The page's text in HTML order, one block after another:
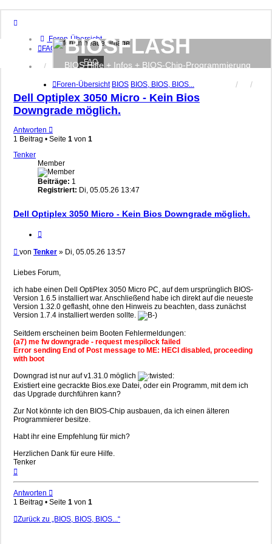
Foren-Übersicht
FAQ
Anmelden
BIOSFLASH
BIOS Hilfe + Infos + BIOS-Chip-Programmierung
FAQ
Foren-Übersicht BIOS BIOS, BIOS, BIOS...
Dell Optiplex 3050 Micro - Kein Bios
Downgrade möglich.
Antworten
1 Beitrag • Seite 1 von 1
Tenker
Member
Beiträge: 1
Registriert: Di, 05.05.26 13:47
Dell Optiplex 3050 Micro - Kein Bios Downgrade möglich.
Beitrag
von Tenker » Di, 05.05.26 13:57
Liebes Forum,
ich habe einen Dell OptiPlex 3050 Micro PC, auf dem ursprünglich BIOS-
Version 1.6.5 installiert war. Anschließend habe ich direkt auf die neueste
Version 1.32.0 geflasht, ohne den Hinweis zu beachten, dass zunächst
Version 1.7.4 installiert werden sollte.
Seitdem erscheinen beim Booten Fehlermeldungen:
(a7) me fw downgrade - request mespilock failed
Error sending End of Post message to ME: HECI disabled, proceeding
with boot
Downgrad ist nur auf v1.31.0 möglich
Existiert eine gecrackte Bios.exe Datei, oder ein Programm, mit dem ich
das Upgrade durchführen kann?
Zur Not könnte ich den BIOS-Chip ausbauen, da ich einen älteren
Programmierer besitze.
Habt ihr eine Empfehlung für mich?
Herzlichen Dank für eure Hilfe.
Tenker
Antworten
1 Beitrag • Seite 1 von 1
Zurück zu „BIOS, BIOS, BIOS...“